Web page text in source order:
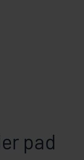
pad